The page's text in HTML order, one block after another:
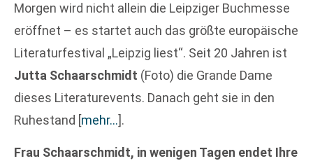
Morgen wird nicht allein die Leipziger Buchmesse
eröffnet – es startet auch das größte europäische
Literaturfestival „Leipzig liest“. Seit 20 Jahren ist
Jutta Schaarschmidt (Foto) die Grande Dame
dieses Literaturevents. Danach geht sie in den
Ruhestand [mehr…].
Frau Schaarschmidt, in wenigen Tagen endet Ihre